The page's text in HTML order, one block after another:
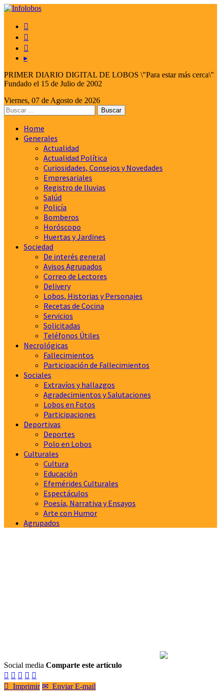



▸
PRIMER DIARIO DIGITAL DE LOBOS \"Para estar más cerca\"
Fundado el 15 de Julio de 2002
Viernes, 07 de Agosto de 2026
Home
Generales
Actualidad
Actualidad Política
Curiosidades, Consejos y Novedades
Empresariales
Registro de lluvias
Salúd
Policía
Bomberos
Horóscopo
Huertas y Jardines
Sociedad
De interés general
Avisos Agrupados
Correo de Lectores
Delivery
Lobos, Historias y Personajes
Recetas de Cocina
Servicios
Solicitadas
Teléfonos Útiles
Necrológicas
Fallecimientos
Participación de Fallecimientos
Sociales
Extravíos y hallazgos
Agradecimientos y Salutaciones
Lobos en Fotos
Participaciones
Deportivas
Deportes
Polo en Lobos
Culturales
Cultura
Educación
Efemérides Culturales
Espectáculos
Poesía, Narrativa y Ensayos
Arte con Humor
Agrupados
Social media Comparte este artículo
    
 Imprimir ✉ Enviar E-mail